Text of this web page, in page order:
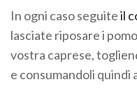
In ogni caso seguiteil
lasciate riposare i
vostra caprese,
e consumandoli